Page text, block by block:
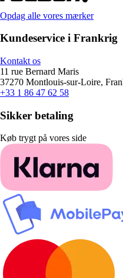
Opdag alle vores mærker
Kundeservice i Frankrig
Kontakt os
11 rue Bernard Maris
37270 Montlouis-sur-Loire,
+33 1 86 47 62 58
Sikker betaling
Køb trygt på vores side